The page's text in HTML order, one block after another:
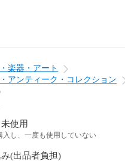
楽器・アート
アンティーク・コレクション
使用
入し、一度も使用していない
(出品者負担)